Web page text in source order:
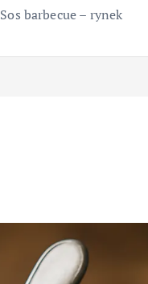
Sos barbecue – rynek